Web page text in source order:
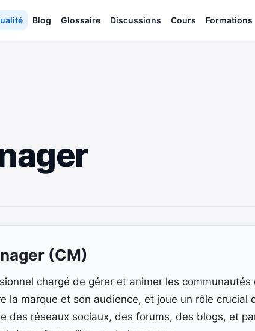
Blog Glossaire Discussions Cours Formations
(CM)
chargé de gérer et animer les communautés
la marque et son audience, et joue un rôle
des réseaux sociaux, des forums, des blogs, et